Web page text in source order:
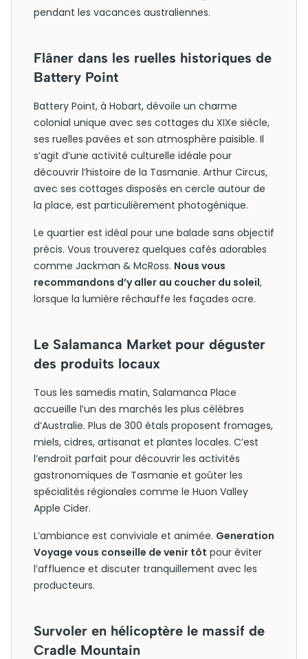
pendant les vacances australiennes.
Flâner dans les ruelles historiques de
Battery Point
Battery Point, à Hobart, dévoile un charme
colonial unique avec ses cottages du XIXe siècle,
ses ruelles pavées et son atmosphère paisible. Il
s’agit d’une activité culturelle idéale pour
découvrir l’histoire de la Tasmanie. Arthur Circus,
avec ses cottages disposés en cercle autour de
la place, est particulièrement photogénique.
Le quartier est idéal pour une balade sans objectif
précis. Vous trouverez quelques cafés adorables
comme Jackman & McRoss. Nous vous
recommandons d’y aller au coucher du soleil,
lorsque la lumière réchauffe les façades ocre.
Le Salamanca Market pour déguster
des produits locaux
Tous les samedis matin, Salamanca Place
accueille l’un des marchés les plus célèbres
d’Australie. Plus de 300 étals proposent fromages,
miels, cidres, artisanat et plantes locales. C’est
l’endroit parfait pour découvrir les activités
gastronomiques de Tasmanie et goûter les
spécialités régionales comme le Huon Valley
Apple Cider.
L’ambiance est conviviale et animée. Generation
Voyage vous conseille de venir tôt pour éviter
l’affluence et discuter tranquillement avec les
producteurs.
Survoler en hélicoptère le massif de
Cradle Mountain